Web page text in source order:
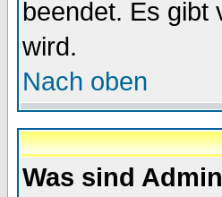
beendet. Es gibt
wird.
Nach oben
Was sind